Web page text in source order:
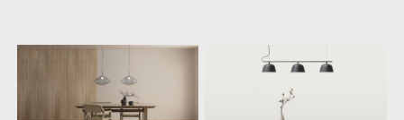
další
práce